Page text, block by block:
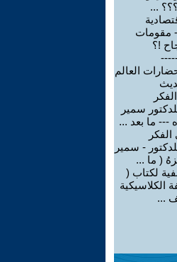
؟؟؟ ...
مقومات
!؟
العالم
سمير
--- ما بعد ...
- سمير
( ما ...
لكتاب (
الكلاسيكية
...